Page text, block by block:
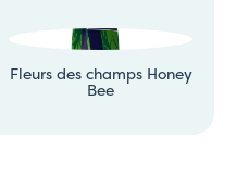
Fleurs des champs Honey
Bee